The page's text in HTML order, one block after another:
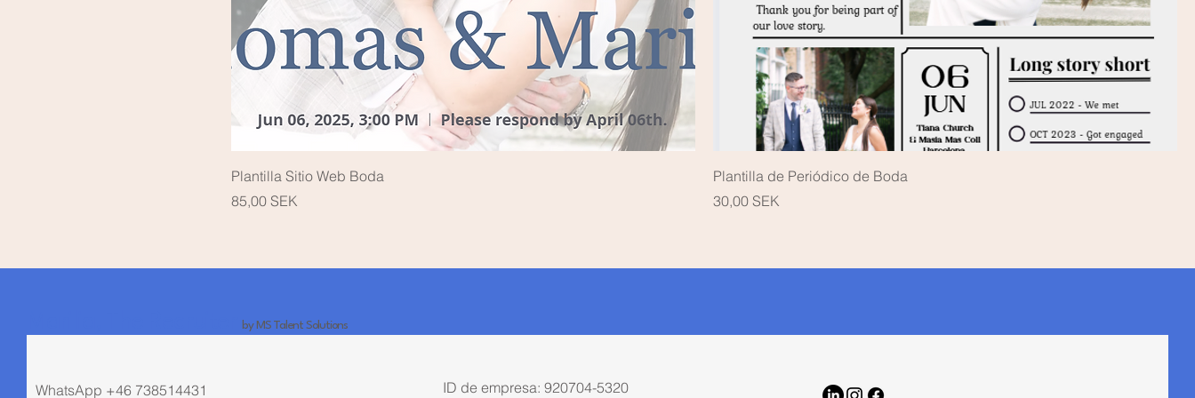
Plantilla Sitio Web Boda
Precio
85,00 SEK
Plantilla de Periódico de Boda
Precio
30,00 SEK
by MS Talent Solutions
WhatsApp +46 738514431 ID de empresa: 920704-5320